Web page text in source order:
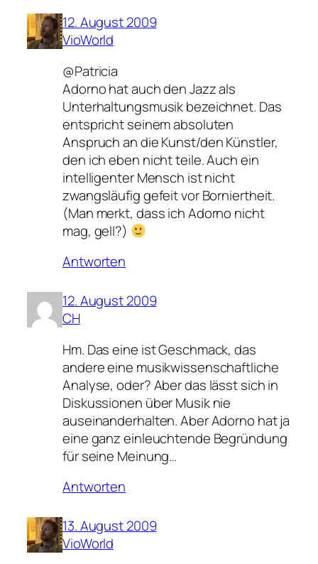
12. August 2009
VioWorld
@Patricia
Adorno hat auch den Jazz als
Unterhaltungsmusik bezeichnet. Das
entspricht seinem absoluten
Anspruch an die Kunst/den Künstler,
den ich eben nicht teile. Auch ein
intelligenter Mensch ist nicht
zwangsläufig gefeit vor Borniertheit.
(Man merkt, dass ich Adorno nicht
mag, gell?)
Antworten
12. August 2009
CH
Hm. Das eine ist Geschmack, das
andere eine musikwissenschaftliche
Analyse, oder? Aber das lässt sich in
Diskussionen über Musik nie
auseinanderhalten. Aber Adorno hat ja
eine ganz einleuchtende Begründung
für seine Meinung…
Antworten
13. August 2009
VioWorld